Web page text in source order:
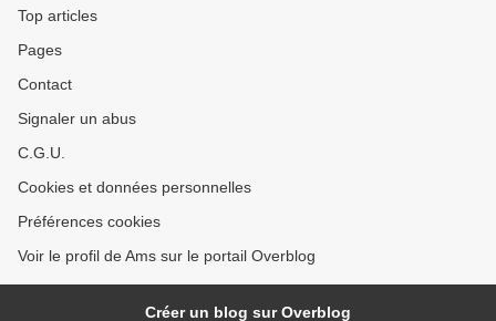
Top articles
Pages
Contact
Signaler un abus
C.G.U.
Cookies et données personnelles
Préférences cookies
Voir le profil de Ams sur le portail Overblog
Créer un blog sur Overblog